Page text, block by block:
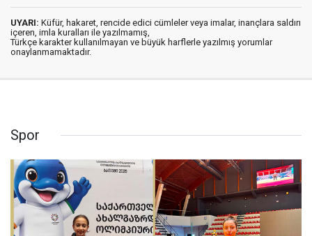
UYARI: Küfür, hakaret, rencide edici cümleler veya imalar, inançlara saldırı
içeren, imla kuralları ile yazılmamış,
Türkçe karakter kullanılmayan ve büyük harflerle yazılmış yorumlar
onaylanmamaktadır.
Spor